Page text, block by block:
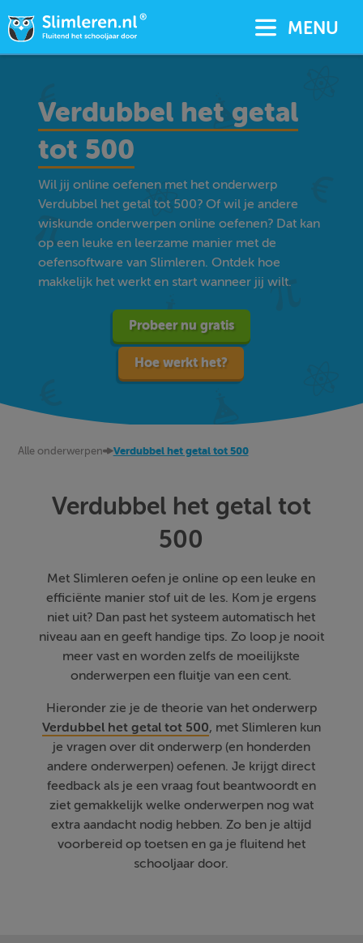
MENU
Verdubbel het getal
tot 500
Wil jij online oefenen met het onderwerp
Verdubbel het getal tot 500? Of wil je andere
wiskunde onderwerpen online oefenen? Dat kan
op een leuke en leerzame manier met de
oefensoftware van Slimleren. Ontdek hoe
makkelijk het werkt en start wanneer jij wilt.
Probeer nu gratis
Hoe werkt het?
Alle onderwerpen Verdubbel het getal tot 500
Verdubbel het getal tot
500
Met Slimleren oefen je online op een leuke en
efficiënte manier stof uit de les. Kom je ergens
niet uit? Dan past het systeem automatisch het
niveau aan en geeft handige tips. Zo loop je nooit
meer vast en worden zelfs de moeilijkste
onderwerpen een fluitje van een cent.
Hieronder zie je de theorie van het onderwerp
Verdubbel het getal tot 500, met Slimleren kun
je vragen over dit onderwerp (en honderden
andere onderwerpen) oefenen. Je krijgt direct
feedback als je een vraag fout beantwoordt en
ziet gemakkelijk welke onderwerpen nog wat
extra aandacht nodig hebben. Zo ben je altijd
voorbereid op toetsen en ga je fluitend het
schooljaar door.